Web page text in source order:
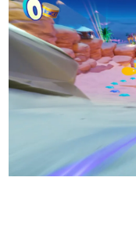
日本モ
日本のモバ
ルを網羅す
解説を掲載
若ゲの
『うつヌケ
一先生に
なんで
ゲーム開発
具体的な形